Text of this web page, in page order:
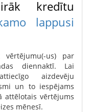
kredītu
lappusi
us) par
diennaktī. Lai
aizdevēju
un to iespējams
attēlotais vērtējums
mēnesī.